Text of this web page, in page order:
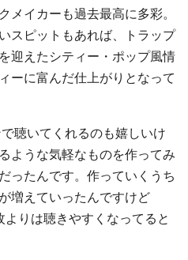
メイカーも過去最高に多彩。
スピットもあれば、トラップ
迎えたシティー・ポップ風情
ーに富んだ仕上がりとなって
聴いてくれるのも嬉しいけ
ような気軽なものを作ってみ
ったんです。作っていくうち
増えていったんですけど
よりは聴きやすくなってると